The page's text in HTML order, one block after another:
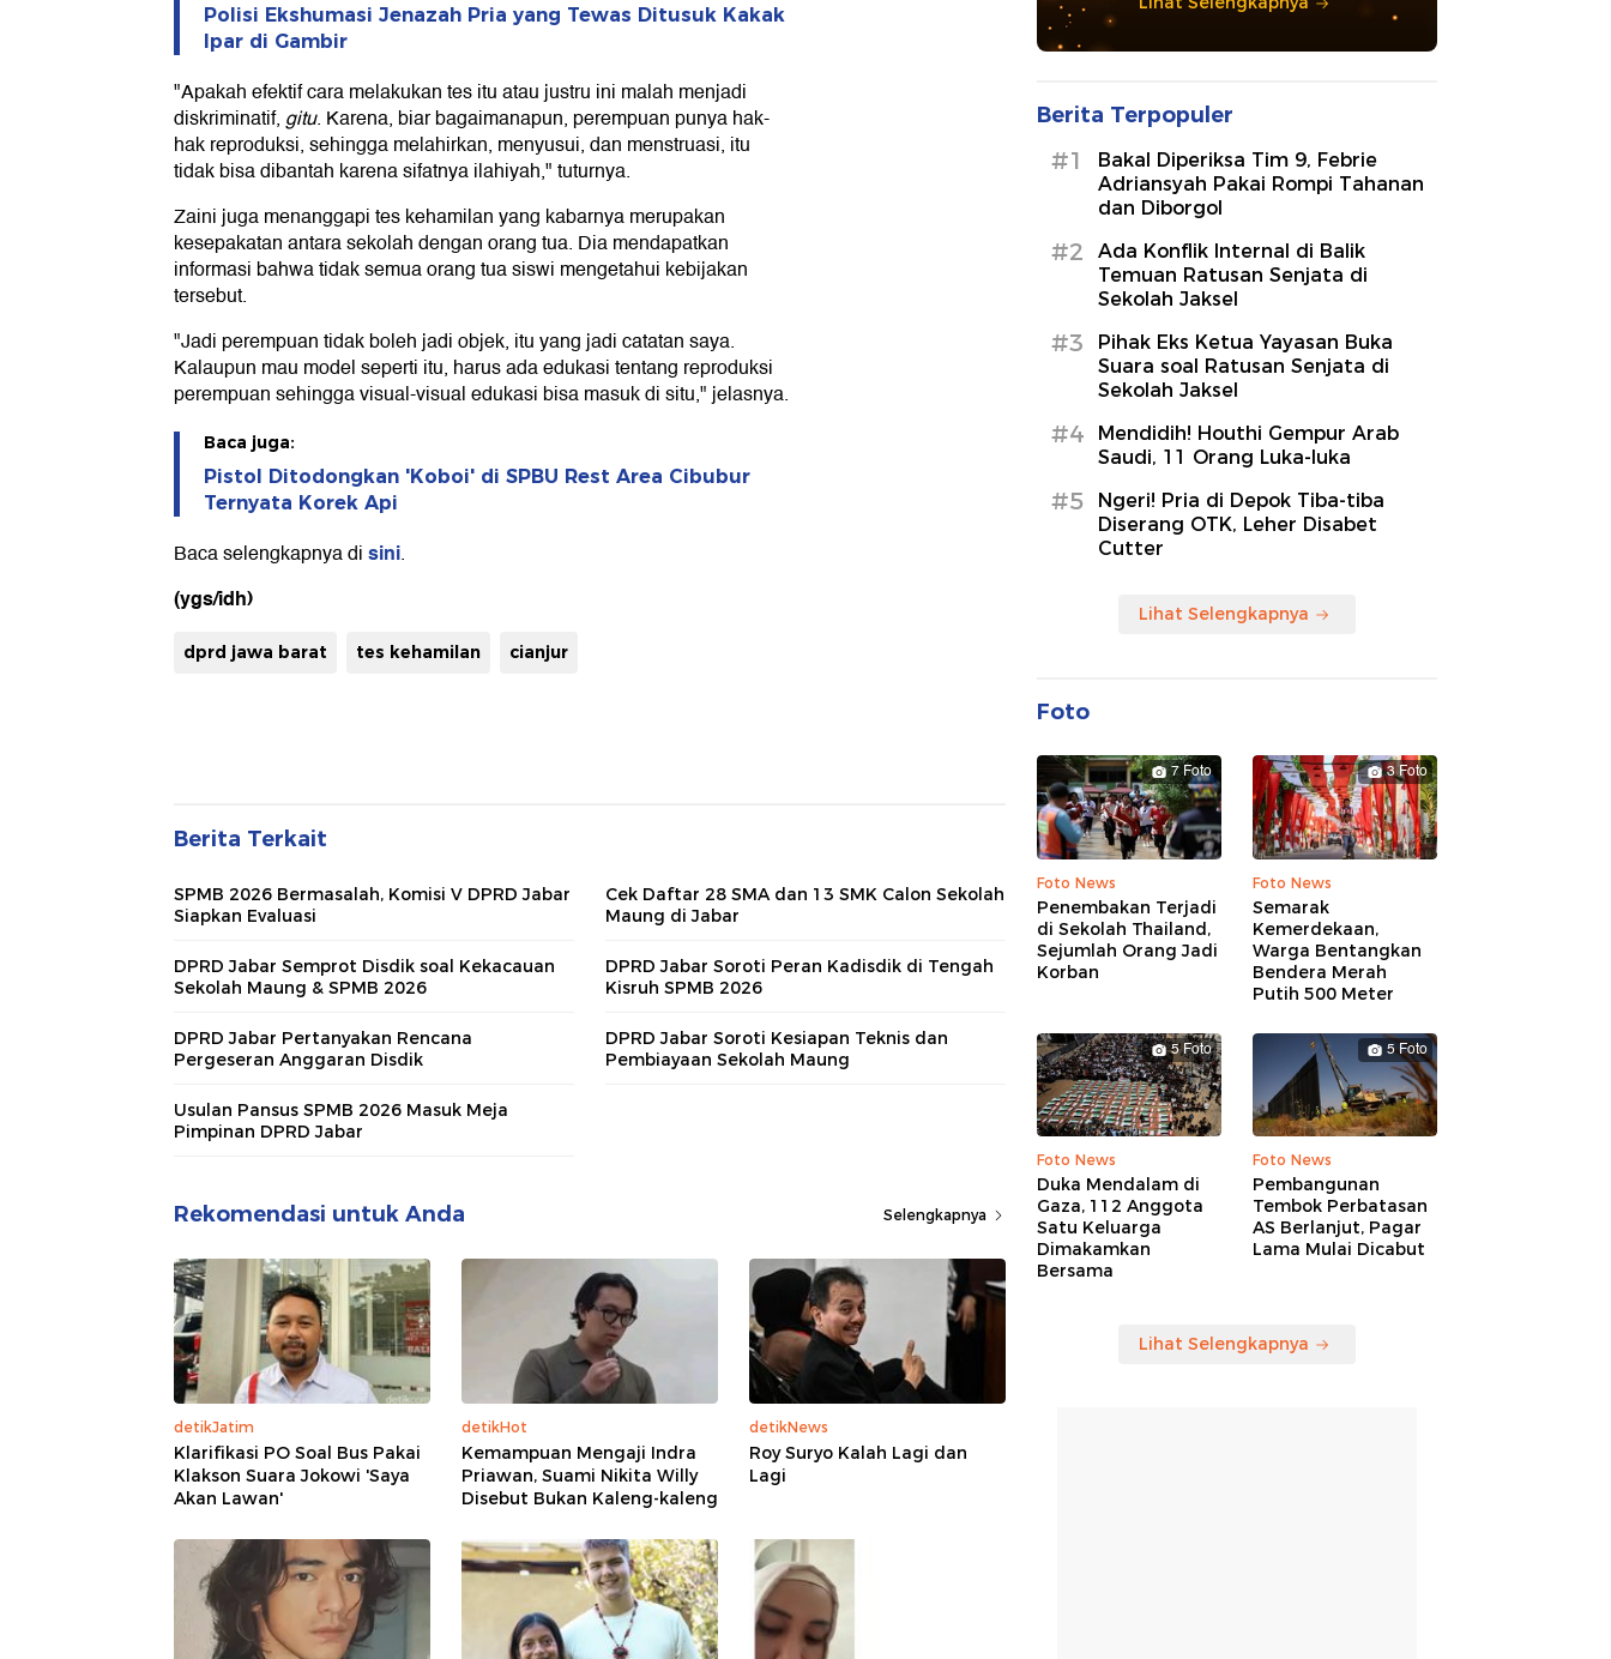
Polisi Ekshumasi Jenazah Pria yang Tewas Ditusuk Kakak
Ipar di Gambir
"Apakah efektif cara melakukan tes itu atau justru ini malah menjadi
diskriminatif,gitu. Karena, biar bagaimanapun, perempuan punya hak-
hak reproduksi, sehingga melahirkan, menyusui, dan menstruasi, itu
tidak bisa dibantah karena sifatnya ilahiyah," tuturnya.
Zaini juga menanggapi tes kehamilan yang kabarnya merupakan
kesepakatan antara sekolah dengan orang tua. Dia mendapatkan
informasi bahwa tidak semua orang tua siswi mengetahui kebijakan
tersebut.
"Jadi perempuan tidak boleh jadi objek, itu yang jadi catatan saya.
Kalaupun mau model seperti itu, harus ada edukasi tentang reproduksi
perempuan sehingga visual-visual edukasi bisa masuk di situ," jelasnya.
Baca juga:
Pistol Ditodongkan 'Koboi' di SPBU Rest Area Cibubur
Ternyata Korek Api
Baca selengkapnya disini.
(ygs/idh)
dprd jawa barat tes kehamilan cianjur
Berita Terkait
SPMB 2026 Bermasalah, Komisi V DPRD Jabar
Siapkan Evaluasi
Cek Daftar 28 SMA dan 13 SMK Calon Sekolah
Maung di Jabar
DPRD Jabar Semprot Disdik soal Kekacauan
Sekolah Maung & SPMB 2026
DPRD Jabar Soroti Peran Kadisdik di Tengah
Kisruh SPMB 2026
DPRD Jabar Pertanyakan Rencana
Pergeseran Anggaran Disdik
DPRD Jabar Soroti Kesiapan Teknis dan
Pembiayaan Sekolah Maung
Usulan Pansus SPMB 2026 Masuk Meja
Pimpinan DPRD Jabar
Rekomendasi untuk Anda Selengkapnya
detikJatim
Klarifikasi PO Soal Bus Pakai
Klakson Suara Jokowi 'Saya
Akan Lawan'
detikHot
Kemampuan Mengaji Indra
Priawan, Suami Nikita Willy
Disebut Bukan Kaleng-kaleng
detikNews
Roy Suryo Kalah Lagi dan
Lagi
Berita Terpopuler
#1
Bakal Diperiksa Tim 9, Febrie
Adriansyah Pakai Rompi Tahanan
dan Diborgol
#2
Ada Konflik Internal di Balik
Temuan Ratusan Senjata di
Sekolah Jaksel
#3
Pihak Eks Ketua Yayasan Buka
Suara soal Ratusan Senjata di
Sekolah Jaksel
#4
Mendidih! Houthi Gempur Arab
Saudi, 11 Orang Luka-luka
#5
Ngeri! Pria di Depok Tiba-tiba
Diserang OTK, Leher Disabet
Cutter
Lihat Selengkapnya
Foto
7 Foto
Foto News
Penembakan Terjadi
di Sekolah Thailand,
Sejumlah Orang Jadi
Korban
3 Foto
Foto News
Semarak
Kemerdekaan,
Warga Bentangkan
Bendera Merah
Putih 500 Meter
5 Foto
Foto News
Duka Mendalam di
Gaza, 112 Anggota
Satu Keluarga
Dimakamkan
Bersama
5 Foto
Foto News
Pembangunan
Tembok Perbatasan
AS Berlanjut, Pagar
Lama Mulai Dicabut
Lihat Selengkapnya